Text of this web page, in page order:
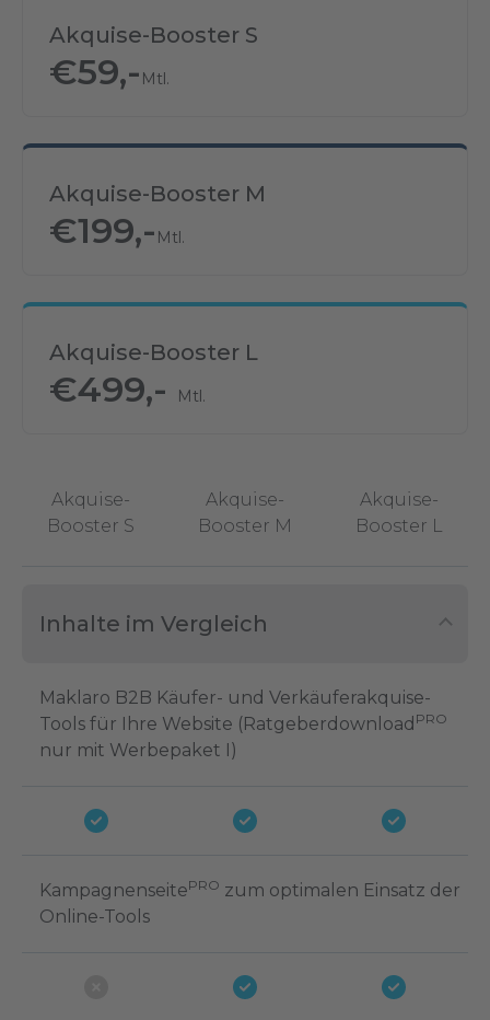
Akquise-Booster S
€59,- Mtl.
Akquise-Booster M
€199,- Mtl.
Akquise-Booster L
€499,- Mtl.
Akquise-
Booster S
Akquise-
Booster M
Akquise-
Booster L
Inhalte im Vergleich
Maklaro B2B Käufer- und Verkäuferakquise-
Tools für Ihre Website (Ratgeberdownload PRO
nur mit Werbepaket I)
KampagnenseitePRO zum optimalen Einsatz der
Online-Tools